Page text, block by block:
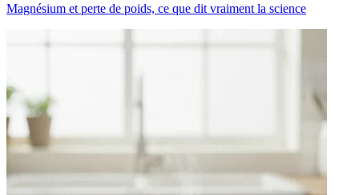
Magnésium et perte de poids, ce que dit vraiment la science